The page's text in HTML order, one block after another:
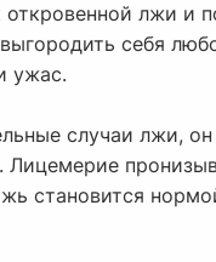
откровенной лжи
себя
ужас.
случаи лжи,
становится